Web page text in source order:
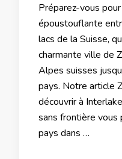
Préparez-vous
époustouflante
lacs de la Suisse,
charmante ville de
Alpes suisses
pays. Notre article
découvrir à
sans frontière
pays dans …